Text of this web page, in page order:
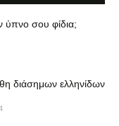
ύπνο σου φίδια;
διάσημων ελληνίδων